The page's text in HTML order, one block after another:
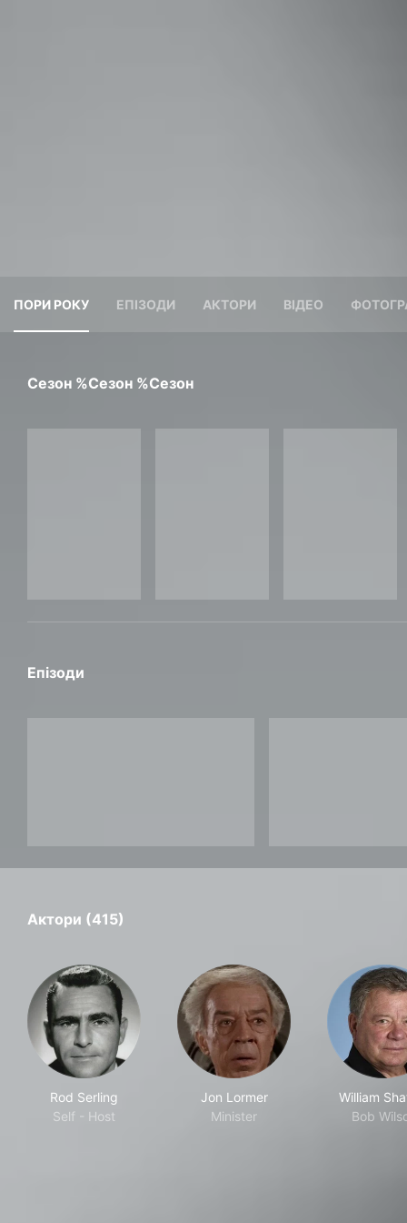
ПОРИ РОКУ ЕПІЗОДИ АКТОРИ ВІДЕО
Сезон %сезон %сезон
Епізоди
Актори (415)
Rod Serling
Self - Host
Jon Lormer
Minister
William
Bob